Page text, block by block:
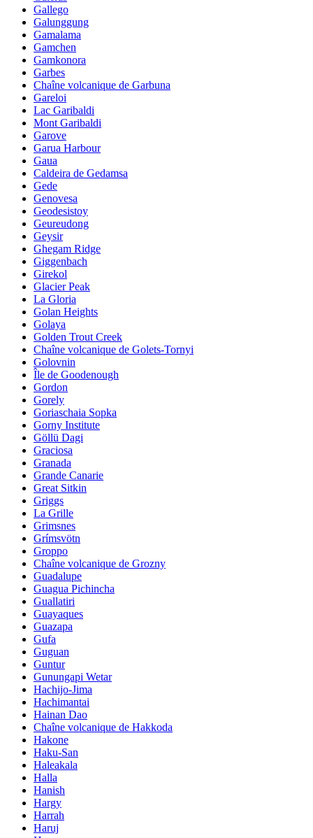
Gallego
Galunggung
Gamalama
Gamchen
Gamkonora
Garbes
Chaîne volcanique de Garbuna
Gareloi
Lac Garibaldi
Mont Garibaldi
Garove
Garua Harbour
Gaua
Caldeira de Gedamsa
Gede
Genovesa
Geodesistoy
Geureudong
Geysir
Ghegam Ridge
Giggenbach
Girekol
Glacier Peak
La Gloria
Golan Heights
Golaya
Golden Trout Creek
Chaîne volcanique de Golets-Tornyi
Golovnin
Île de Goodenough
Gordon
Gorely
Goriaschaia Sopka
Gorny Institute
Göllü Dagi
Graciosa
Granada
Grande Canarie
Great Sitkin
Griggs
La Grille
Grimsnes
Grímsvötn
Groppo
Chaîne volcanique de Grozny
Guadalupe
Guagua Pichincha
Guallatiri
Guayaques
Guazapa
Gufa
Guguan
Guntur
Gunungapi Wetar
Hachijo-Jima
Hachimantai
Hainan Dao
Chaîne volcanique de Hakkoda
Hakone
Haku-San
Haleakala
Halla
Hanish
Hargy
Harrah
Haruj